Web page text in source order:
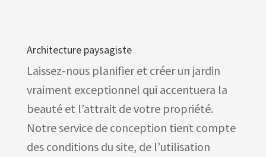
Architecture paysagiste
Laissez-nous planifier et créer un jardin
vraiment exceptionnel qui accentuera la
beauté et l’attrait de votre propriété.
Notre service de conception tient compte
des conditions du site, de l’utilisation